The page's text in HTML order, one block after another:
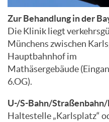
Zur Behandlung in der
Die Klinik liegt
Münchens zwischen
Hauptbahnhof im
Mathäsergebäude
6.OG).
U-/S-Bahn/Straßenbahn/
Haltestelle „Karlsplatz“